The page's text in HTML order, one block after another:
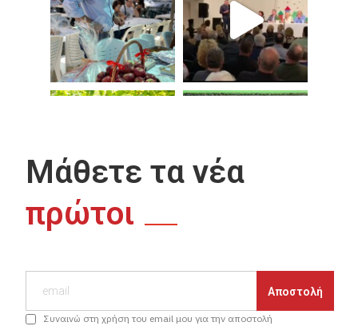
Μάθετε τα νέα
πρώτοι
Συναινώ στη χρήση του email μου για την αποστολή